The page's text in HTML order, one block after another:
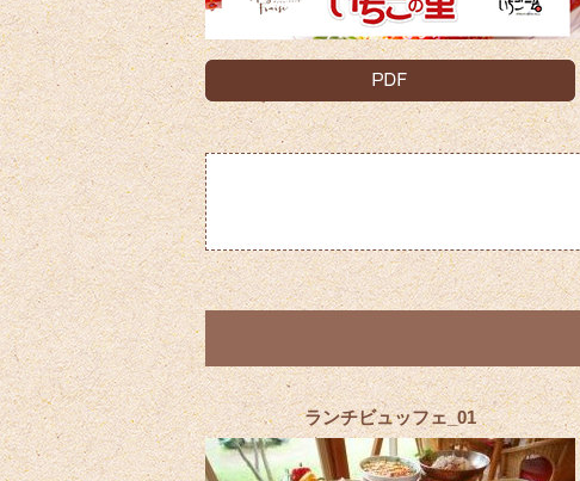
ランチビュッフェ_01